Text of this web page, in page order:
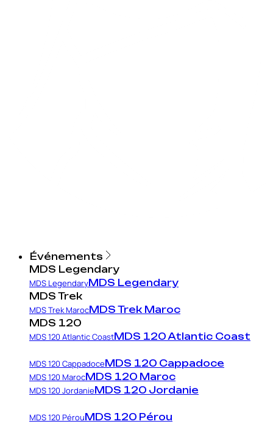
Événements
MDS Legendary
MDS LegendaryMDS Legendary
MDS Trek
MDS Trek MarocMDS Trek Maroc
MDS 120
MDS 120 Atlantic CoastMDS 120 Atlantic Coast
MDS 120 CappadoceMDS 120 Cappadoce
MDS 120 MarocMDS 120 Maroc
MDS 120 JordanieMDS 120 Jordanie
MDS 120 PérouMDS 120 Pérou